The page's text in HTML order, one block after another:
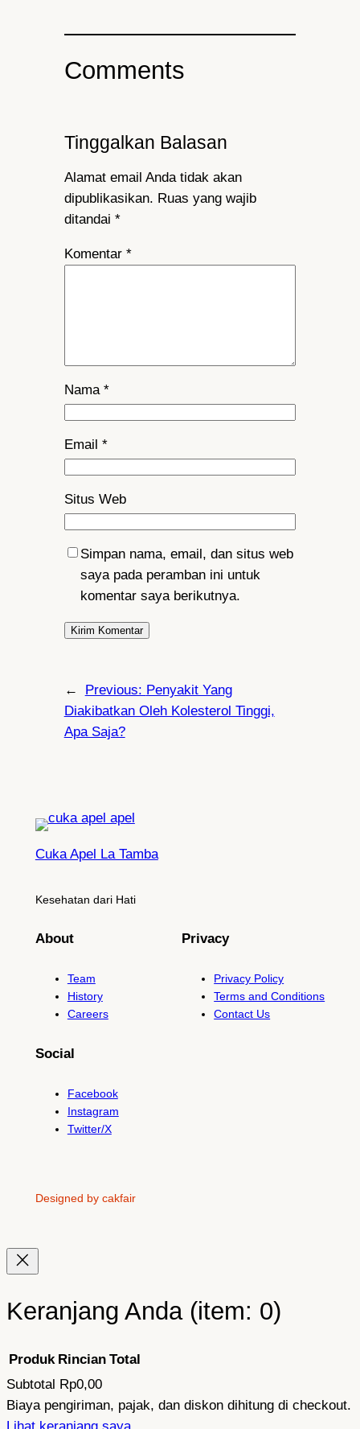
Comments
Tinggalkan Balasan
Alamat email Anda tidak akan
dipublikasikan. Ruas yang wajib
ditandai *
Komentar *
Nama *
Email *
Situs Web
Simpan nama, email, dan situs web
saya pada peramban ini untuk
komentar saya berikutnya.
← Previous: Penyakit Yang
Diakibatkan Oleh Kolesterol Tinggi,
Apa Saja?
Cuka Apel La Tamba
Kesehatan dari Hati
About
Team
History
Careers
Privacy
Privacy Policy
Terms and Conditions
Contact Us
Social
Facebook
Instagram
Twitter/X
Designed by cakfair
Keranjang Anda (item: 0)
Produk
Produk Rincian Total
Subtotal Rp0,00
Biaya pengiriman, pajak, dan diskon dihitung di checkout.